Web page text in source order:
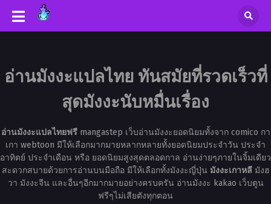
อ่านมังงะแปลไทย ทันสมัยที่รวดเร็วที่
สุดมังงะนับหมื่นเรื่อง
อ่านมังงะแปลไทยฟรีmangastep เว็บอ่านมังงะยอดนิยมทั้งจาก comico กา
เกา webtoon มีให้เลือกมากมายหลากหลายทั้งยอดนิยมประจำวัน ประจำ
อาทิตย์ ประจำเดือน หรือ ยอดนิยมสูงสุดตลอดกาล อ่านง่ายๆภายในจิ้มเดียว
สะดวกสบายด้วยการอ่านบนมือถือ มีให้เลือกทั้งมังงะญี่ปุ่น มังงะเกาหลีมังฮ
วา มังงะจีน และอื่นๆอีกมากมายอย่างครบครัน อ่านมังงะ kakao เว็บตูน
ฟรีๆไม่เสียตังทุกตอน